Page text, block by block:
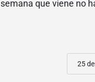
semana que viene no
25